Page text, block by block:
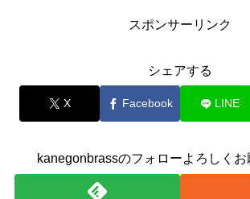
スポンサーリンク
シェアする
X Facebook LINE
kanegonbrassのフォローよろしくお